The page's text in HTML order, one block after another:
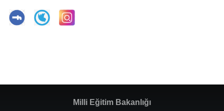
Milli Eğitim Bakanlığı